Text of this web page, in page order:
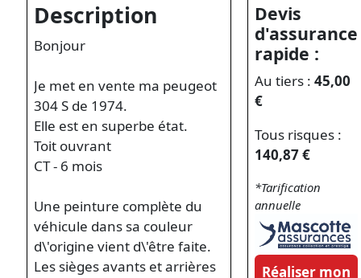
Description
Bonjour
Je met en vente ma peugeot
304 S de 1974.
Elle est en superbe état.
Toit ouvrant
CT - 6 mois
Une peinture complète du
véhicule dans sa couleur
d\'origine vient d\'être faite.
Les sièges avants et arrières
Devis
d'assurance
rapide :
Au tiers :45,00
€
Tous risques :
140,87 €
*Tarification
annuelle
Réaliser mon